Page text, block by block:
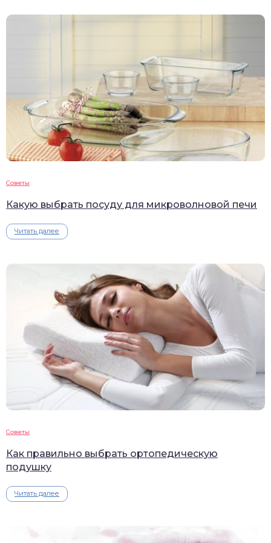
Советы
Какую выбрать посуду для микроволновой печи
Читать далее
Советы
Как правильно выбрать ортопедическую
подушку
Читать далее